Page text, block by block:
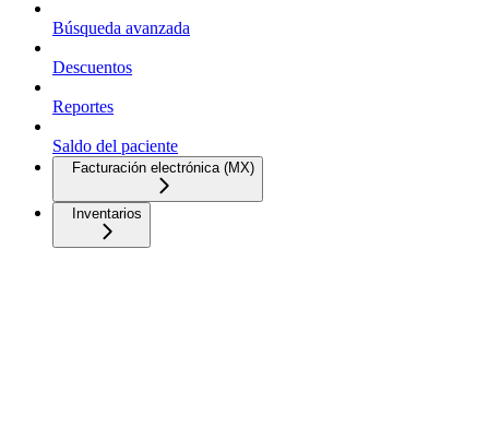
Búsqueda avanzada
Descuentos
Reportes
Saldo del paciente
Facturación electrónica (MX)
Inventarios